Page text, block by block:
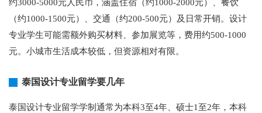
约3000-5000元人民币，涵盖住宿（约1000-2000元）、餐饮
（约1000-1500元）、交通（约200-500元）及日常开销。设计
专业学生可能需额外购买材料、参加展览等，费用约500-1000
元。小城市生活成本较低，但资源相对有限。
泰国设计专业留学要几年
泰国设计专业留学学制通常为本科3至4年、硕士1至2年，本科